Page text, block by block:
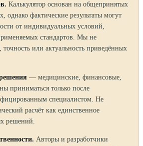
Калькулятор основан на общепринятых
однако фактические результаты могут
от индивидуальных условий,
стандартов. Мы не
точность или актуальность приведённых
— медицинские, финансовые,
приниматься только после
специалистом. Не
расчёт как единственное
решений.
Авторы и разработчики